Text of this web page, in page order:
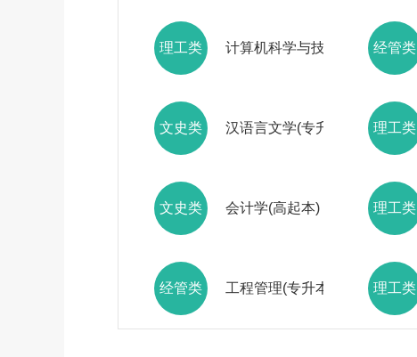
理工类 计算机科学与技术(专升本)经管类
文史类 汉语言文学(专升本) 理工类
文史类 会计学(高起本) 理工类
经管类 工程管理(专升本) 理工类